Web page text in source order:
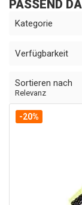
PASSEND
Kategorie
Verfügbarkeit
Sortieren nach
Relevanz
-20%